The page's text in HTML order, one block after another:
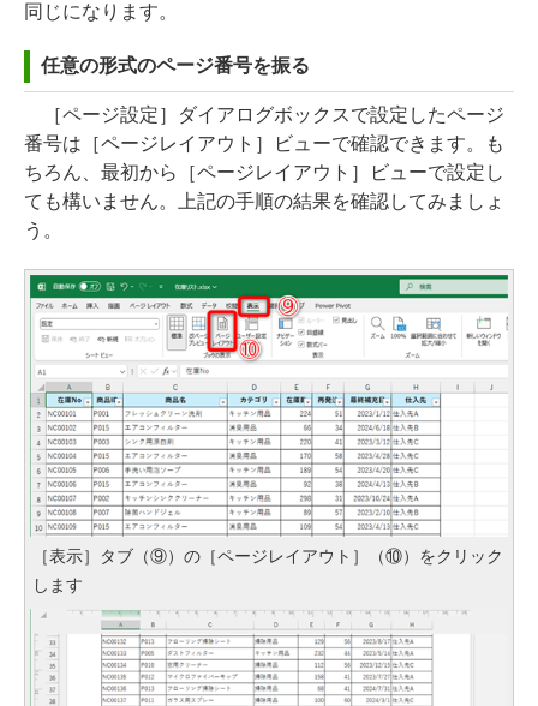
同じになります。
任意の形式のページ番号を振る
［ページ設定］ダイアログボックスで設定したページ
番号は［ページレイアウト］ビューで確認できます。も
ちろん、最初から［ページレイアウト］ビューで設定し
ても構いません。上記の手順の結果を確認してみましょ
う。
［表示］タブ（⑨）の［ページレイアウト］（⑩）をクリック
します